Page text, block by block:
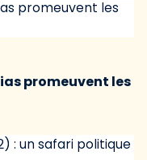
promeuvent les